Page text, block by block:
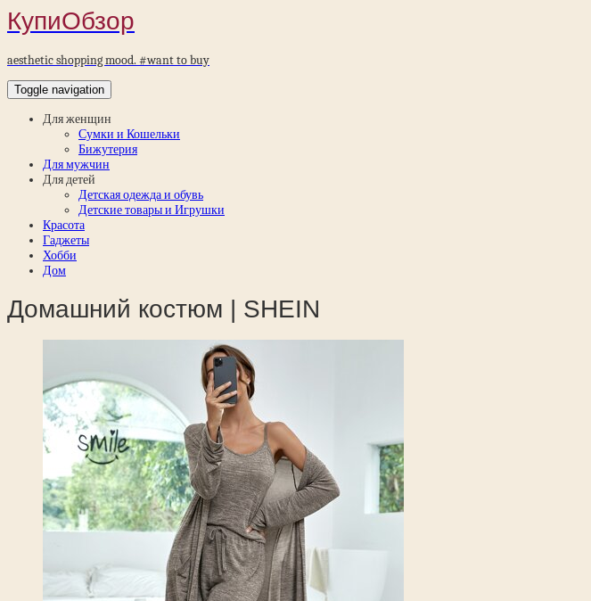
КупиОбзор
aesthetic shopping mood. #want to buy
Toggle navigation
Для женщин
Сумки и Кошельки
Бижутерия
Для мужчин
Для детей
Детская одежда и обувь
Детские товары и Игрушки
Красота
Гаджеты
Хобби
Дом
Домашний костюм | SHEIN